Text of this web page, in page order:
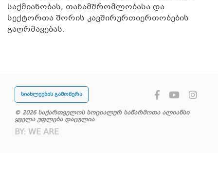
საქმიანობას, თანამშრომლობასა და
სექტორთა შორის კავშირურთიერთობების
გაღრმავებას.
სიახლეების გამოწერა
© 2026 საქართველოს სოციალურ საწარმოთა ალიანსი
ყველა უფლება დაცულია
BY: WE ARE